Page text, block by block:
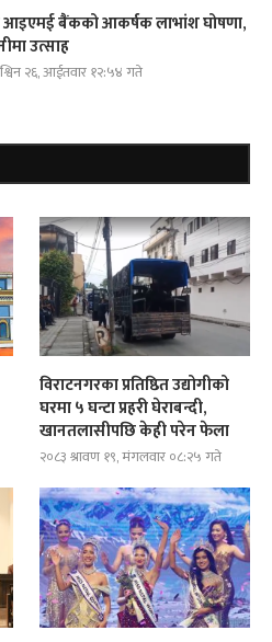
आइएमई बैंकको आकर्षक लाभांश घोषणा,
उत्साह
२६, आईतवार १२:५४ गते
विराटनगरका प्रतिष्ठित उद्योगीको
घरमा ५ घन्टा प्रहरी घेराबन्दी,
खानतलासीपछि केही परेन फेला
२०८३ श्रावण १९, मंगलवार ०८:२५ गते